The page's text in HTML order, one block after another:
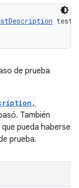
de prueba
También
pueda haberse
prueba.